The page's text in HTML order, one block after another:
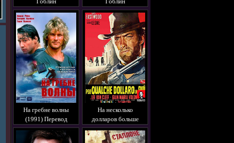
На гребне волны
(1991) Перевод
Гоблина
На несколько
долларов больше
(1965) Гоблин